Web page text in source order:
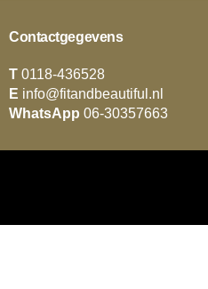
Contactgegevens
T 0118-436528
E info@fitandbeautiful.nl
WhatsApp 06-30357663